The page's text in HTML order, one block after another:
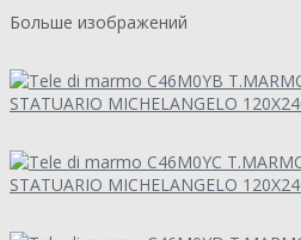
Больше изображений